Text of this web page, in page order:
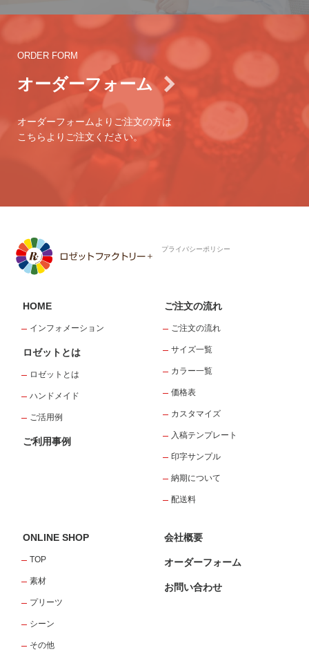
ORDER FORM
オーダーフォーム
オーダーフォームよりご注文の方は
こちらよりご注文ください。
プライバシーポリシー
HOME
インフォメーション
ロゼットとは
ロゼットとは
ハンドメイド
ご活用例
ご利用事例
ご注文の流れ
ご注文の流れ
サイズ一覧
カラー一覧
価格表
カスタマイズ
入稿テンプレート
印字サンプル
納期について
配送料
ONLINE SHOP
TOP
素材
プリーツ
シーン
その他
会社概要
オーダーフォーム
お問い合わせ